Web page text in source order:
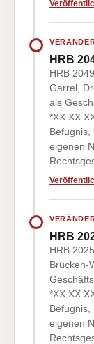
HRB
HRB
Garrel,
als
Befugnis,
eigenen
HRB
HRB
Brücken-
Befugnis,
eigenen